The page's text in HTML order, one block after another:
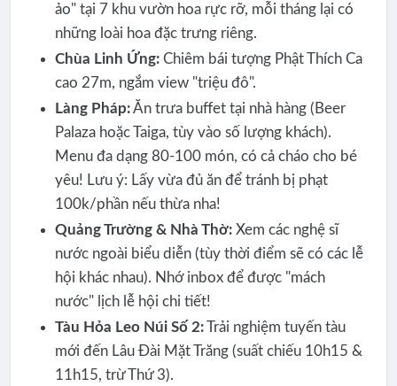
ảo" tại 7 khu vườn hoa rực rỡ, mỗi tháng lại có
những loài hoa đặc trưng riêng.
Chùa Linh Ứng:Chiêm bái tượng Phật Thích Ca
cao 27m, ngắm view "triệu đô".
Làng Pháp:Ăn trưa buffet tại nhà hàng (Beer
Palaza hoặc Taiga, tùy vào số lượng khách).
Menu đa dạng 80-100 món, có cả cháo cho bé
yêu! Lưu ý: Lấy vừa đủ ăn để tránh bị phạt
100k/phần nếu thừa nha!
Quảng Trường & Nhà Thờ:Xem các nghệ sĩ
nước ngoài biểu diễn (tùy thời điểm sẽ có các lễ
hội khác nhau). Nhớ inbox để được "mách
nước" lịch lễ hội chi tiết!
Tàu Hỏa Leo Núi Số 2:Trải nghiệm tuyến tàu
mới đến Lâu Đài Mặt Trăng (suất chiếu 10h15 &
11h15, trừ Thứ 3).